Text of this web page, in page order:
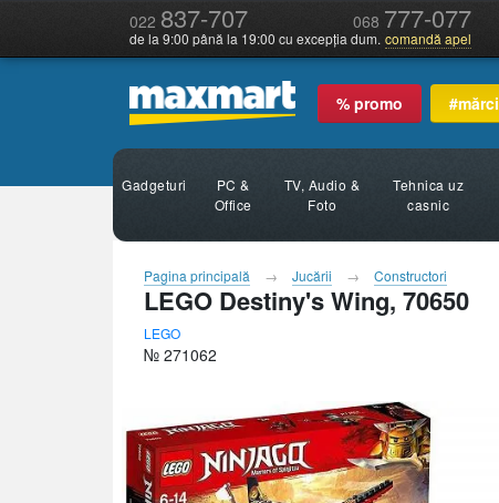
022 837-707 068 777-077
de la 9:00 până la 19:00 cu excepția dum. comandă apel
% promo #mărci
Gadgeturi
PC &
Office
TV, Audio &
Foto
Tehnica uz
casnic
Pagina principală Jucării Constructori
LEGO Destiny's Wing, 70650
LEGO
№ 271062